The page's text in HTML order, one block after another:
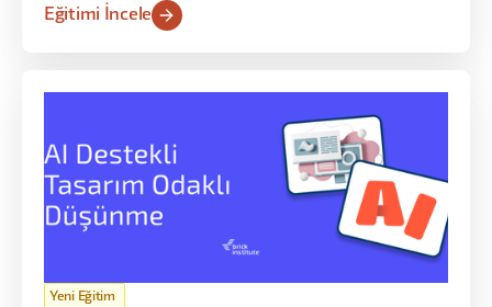
Eğitimi İncele
Yeni Eğitim